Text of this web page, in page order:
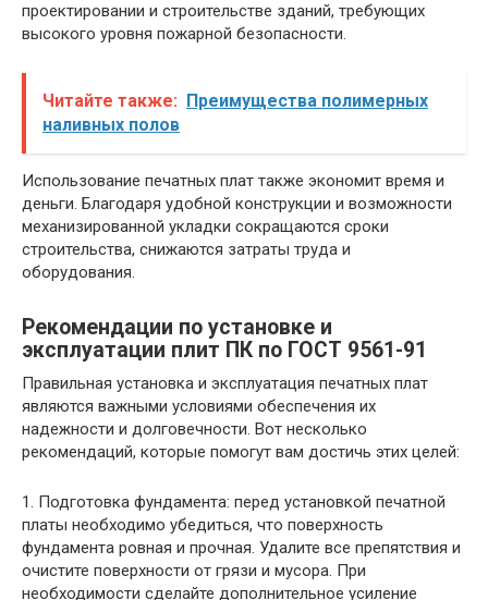
проектировании и строительстве зданий, требующих
высокого уровня пожарной безопасности.
Читайте также: Преимущества полимерных
наливных полов
Использование печатных плат также экономит время и
деньги. Благодаря удобной конструкции и возможности
механизированной укладки сокращаются сроки
строительства, снижаются затраты труда и
оборудования.
Рекомендации по установке и
эксплуатации плит ПК по ГОСТ 9561-91
Правильная установка и эксплуатация печатных плат
являются важными условиями обеспечения их
надежности и долговечности. Вот несколько
рекомендаций, которые помогут вам достичь этих целей:
1. Подготовка фундамента: перед установкой печатной
платы необходимо убедиться, что поверхность
фундамента ровная и прочная. Удалите все препятствия и
очистите поверхности от грязи и мусора. При
необходимости сделайте дополнительное усиление